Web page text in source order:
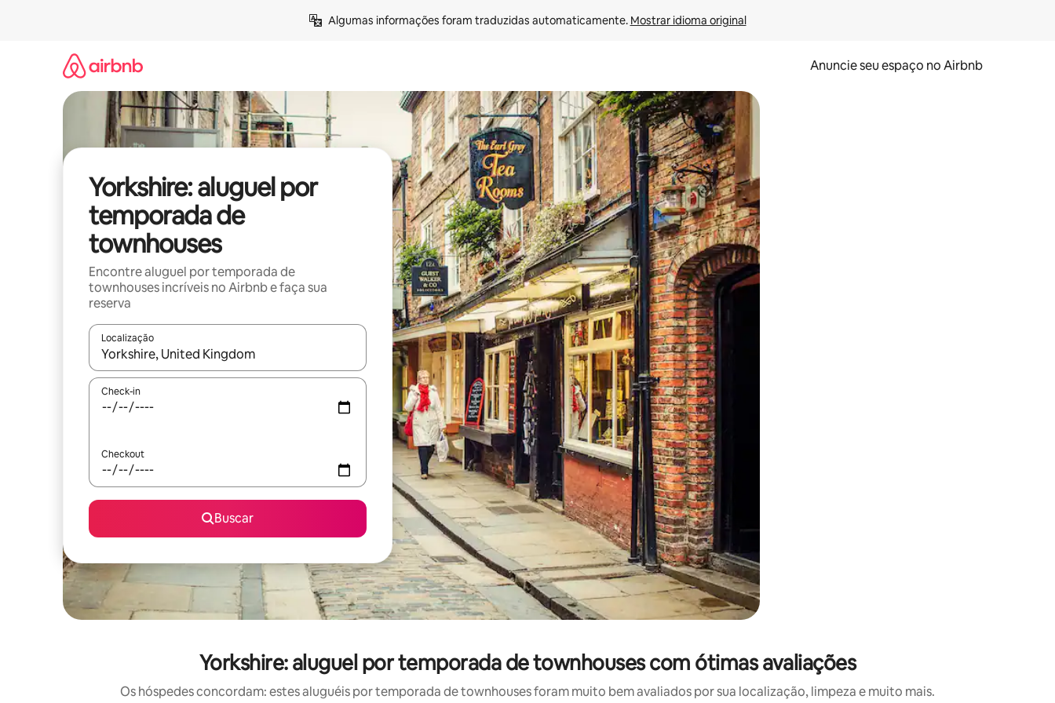
Algumas informações foram traduzidas automaticamente. Mostrar idioma original
Anuncie seu espaço no Airbnb
Yorkshire: aluguel por
temporada de
townhouses
Encontre aluguel por temporada de
townhouses incríveis no Airbnb e faça sua
reserva
Localização
Quando os resultados estiverem disponíveis, explore-os usando as seta para cima e para baixo do teclado ou tocando e deslizando o dedo na tela.
Check-in
Checkout
Buscar
Yorkshire: aluguel por temporada de townhouses com ótimas avaliações
Os hóspedes concordam: estes aluguéis por temporada de townhouses foram muito bem avaliados por sua localização, limpeza e muito mais.